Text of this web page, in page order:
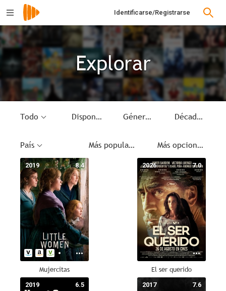
Identificarse/Registrarse
Explorar
Todo Disponible Género Década
País Más populares Más opciones
8.4
2019
Mujercitas
7.0
2026
El ser querido
6.5
2019 7.6
2017